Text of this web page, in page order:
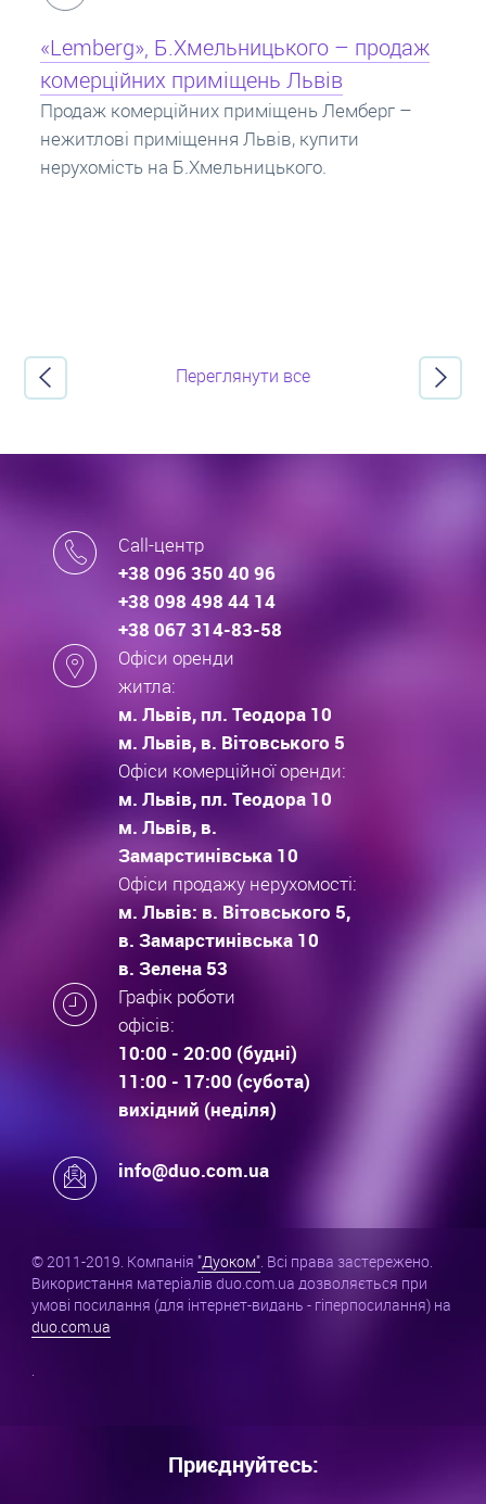
Кредит під заставу нерухомості: іпотека
Іпотека на квартиру – кредит на житло під
заставу нерухомості. Купити в іпотеку – що
потрібно знати? Консультація від Експертів
про іпотечні кредити.
Переглянути все
Call-центр
+38 096 350 40 96
+38 098 498 44 14
+38 067 314-83-58
Офіси оренди
житла:
м. Львів, пл. Теодора 10
м. Львів, в. Вітовського 5
Офіси комерційної оренди:
м. Львів, пл. Теодора 10
м. Львів, в.
Замарстинівська 10
Офіси продажу нерухомості:
м. Львів: в. Вітовського 5,
в. Замарстинівська 10
в. Зелена 53
Графік роботи
офісів:
10:00 - 20:00 (будні)
11:00 - 17:00 (субота)
вихідний (неділя)
info@duo.com.ua
© 2011-2019. Компанія "Дуоком". Всі права застережено.
Використання матеріалів duo.com.ua дозволяється при
умові посилання (для інтернет-видань - гіперпосилання) на
duo.com.ua
.
Приєднуйтесь: